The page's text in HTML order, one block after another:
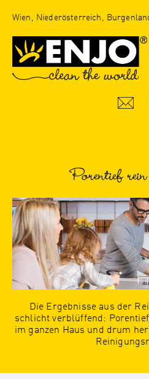
Wien, Niederösterreich,
Porentief
Die Ergebnisse aus der
schlicht verblüffend:
im ganzen Haus und drum